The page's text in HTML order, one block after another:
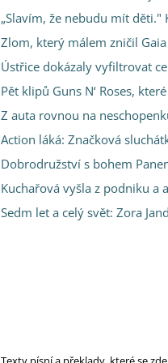
„Slavím, že nebudu mít
Zlom, který málem zničil
Ústřice dokázaly vyfiltrovat
Pět klipů Guns N‘ Roses,
Z auta rovnou na
Action láká: Značková
Dobrodružství s bohem
Kuchařová vyšla z podniku a
Sedm let a celý svět: Zora